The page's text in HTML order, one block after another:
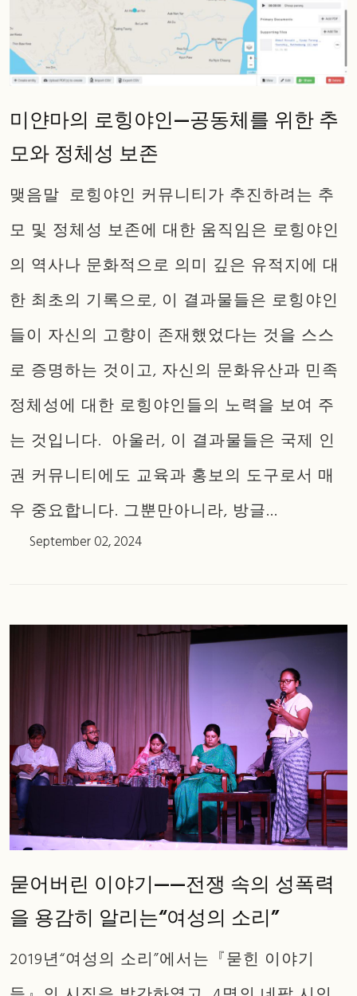
미얀마의 로힝야인—공동체를 위한 추
모와 정체성 보존
맺음말 로힝야인 커뮤니티가 추진하려는 추
모 및 정체성 보존에 대한 움직임은 로힝야인
의 역사나 문화적으로 의미 깊은 유적지에 대
한 최초의 기록으로, 이 결과물들은 로힝야인
들이 자신의 고향이 존재했었다는 것을 스스
로 증명하는 것이고, 자신의 문화유산과 민족
정체성에 대한 로힝야인들의 노력을 보여 주
는 것입니다. 아울러, 이 결과물들은 국제 인
권 커뮤니티에도 교육과 홍보의 도구로서 매
우 중요합니다. 그뿐만아니라, 방글...
September 02, 2024
묻어버린 이야기——전쟁 속의 성폭력
을 용감히 알리는“여성의 소리”
2019년“여성의 소리”에서는『묻힌 이야기